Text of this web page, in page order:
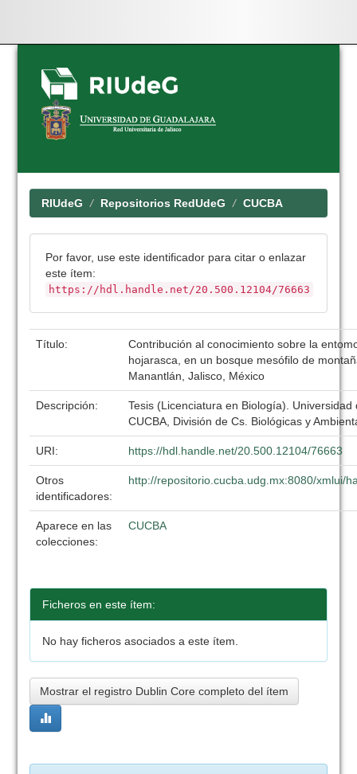
Skip
navigation
RIUdeG Repositorios RedUdeG CUCBA
Por favor, use este identificador para citar o enlazar
este ítem:
https://hdl.handle.net/20.500.12104/76663
Título:
Contribución al conocimiento sobre la
hojarasca, en un bosque mesófilo de
Manantlán, Jalisco, México
Descripción:
Tesis (Licenciatura en Biología). Universidad
CUCBA, División de Cs. Biológicas y
URI: https://hdl.handle.net/20.500.12104/76663
Otros
identificadores:
http://repositorio.cucba.udg.mx:8080/xmlui/
Aparece en las
colecciones:
CUCBA
Ficheros en este ítem:
No hay ficheros asociados a este ítem.
Mostrar el registro Dublin Core completo del ítem